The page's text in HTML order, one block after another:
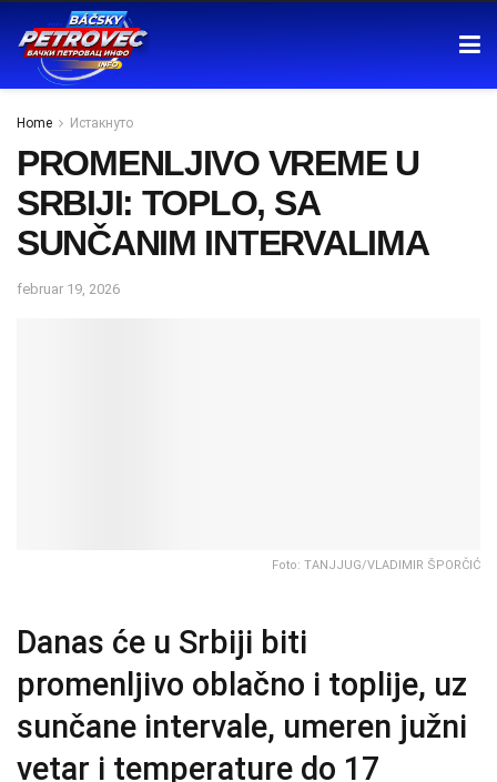
Home Истакнуто
PROMENLJIVO VREME U
SRBIJI: TOPLO, SA
SUNČANIM INTERVALIMA
februar 19, 2026
Foto: TANJJUG/VLADIMIR ŠPORČIĆ
Danas će u Srbiji biti
promenljivo oblačno i toplije, uz
sunčane intervale, umeren južni
vetar i temperature do 17